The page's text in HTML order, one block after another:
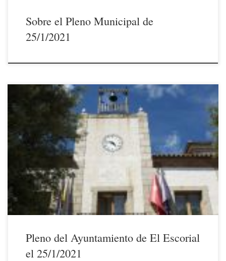
Sobre el Pleno Municipal de
25/1/2021
21/1/2021 El próximo lunes 25 de enero, a partir de las 17:30 horas, la
Corporación Municipal del Ayuntamiento de El Escorial se reunirá en
Sesión Plenaria ordinaria cuyo Orden del Día incluye, entre otros
puntos de interés, la comparecencia, a instancia del grupo municipal
socialista, del Sr. Alcalde para que […]
Pleno del Ayuntamiento de El Escorial
el 25/1/2021